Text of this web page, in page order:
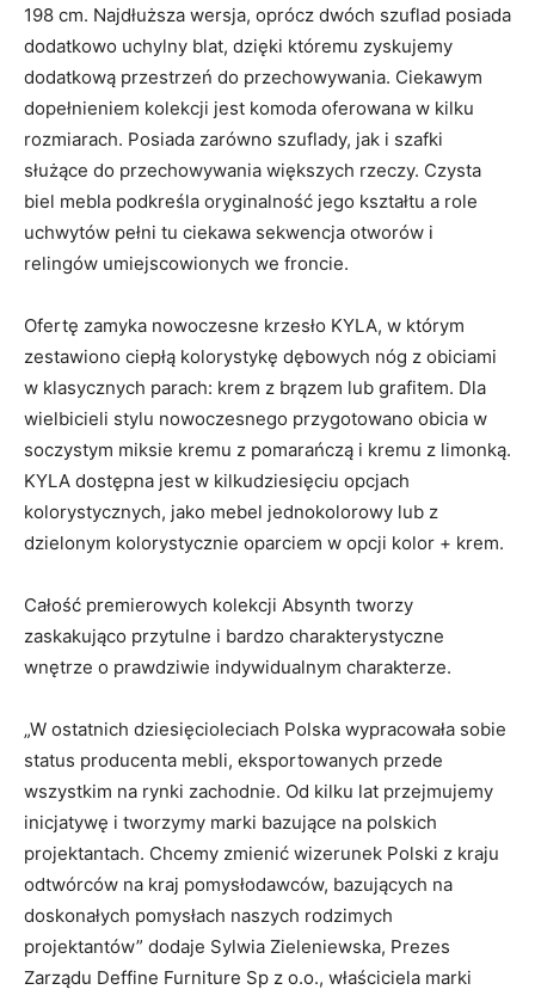
198 cm. Najdłuższa wersja, oprócz dwóch szuflad posiada
dodatkowo uchylny blat, dzięki któremu zyskujemy
dodatkową przestrzeń do przechowywania. Ciekawym
dopełnieniem kolekcji jest komoda oferowana w kilku
rozmiarach. Posiada zarówno szuflady, jak i szafki
służące do przechowywania większych rzeczy. Czysta
biel mebla podkreśla oryginalność jego kształtu a role
uchwytów pełni tu ciekawa sekwencja otworów i
relingów umiejscowionych we froncie.
Ofertę zamyka nowoczesne krzesło KYLA, w którym
zestawiono ciepłą kolorystykę dębowych nóg z obiciami
w klasycznych parach: krem z brązem lub grafitem. Dla
wielbicieli stylu nowoczesnego przygotowano obicia w
soczystym miksie kremu z pomarańczą i kremu z limonką.
KYLA dostępna jest w kilkudziesięciu opcjach
kolorystycznych, jako mebel jednokolorowy lub z
dzielonym kolorystycznie oparciem w opcji kolor + krem.
Całość premierowych kolekcji Absynth tworzy
zaskakująco przytulne i bardzo charakterystyczne
wnętrze o prawdziwie indywidualnym charakterze.
„W ostatnich dziesięcioleciach Polska wypracowała sobie
status producenta mebli, eksportowanych przede
wszystkim na rynki zachodnie. Od kilku lat przejmujemy
inicjatywę i tworzymy marki bazujące na polskich
projektantach. Chcemy zmienić wizerunek Polski z kraju
odtwórców na kraj pomysłodawców, bazujących na
doskonałych pomysłach naszych rodzimych
projektantów” dodaje Sylwia Zieleniewska, Prezes
Zarządu Deffine Furniture Sp z o.o., właściciela marki